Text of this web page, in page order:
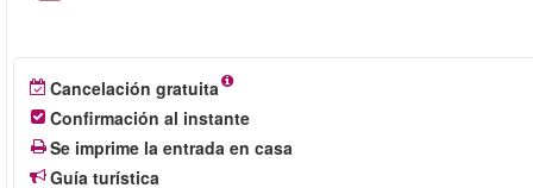
Cancelación gratuita
Confirmación al instante
Se imprime la entrada en casa
Guía turística